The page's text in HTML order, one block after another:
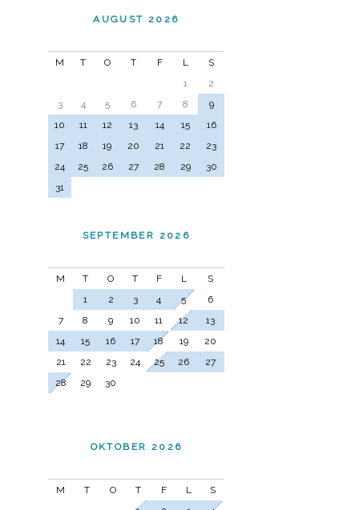
AUGUST 2026
M T O T F L
S
1
2
3
4 5 6 7 8
9
10
11 12 13 14 15
16
17
18 19 20 21 22
23
24
25 26 27 28 29
30
31
SEPTEMBER 2026
M T O T F L
S
1
2 3 4 5
6
7
8 9 10 11 12
13
14
15 16 17 18 19
20
21
22 23 24 25 26
27
28
29 30
OKTOBER 2026
M T O T F L
S